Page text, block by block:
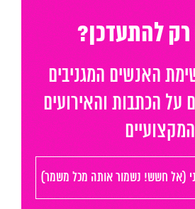
רק להתעדכן?
האנשים המגניבים
על הכתבות והאירועים
המקצועיים